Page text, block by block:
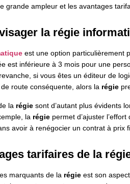
grande ampleur et les avantages
la régie
est une option particulièrement
est inférieure à 3 mois pour une
si vous êtes un éditeur de
route conséquente, alors la régie
la régiesont d’autant plus évidents
la régiepermet d’ajuster
avoir à renégocier un contrat à prix
tarifaires de la
marquants de la régieest son